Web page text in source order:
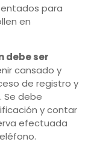
para
en
debe ser
cansado y
de registro y
Se debe
y contar
efectuada